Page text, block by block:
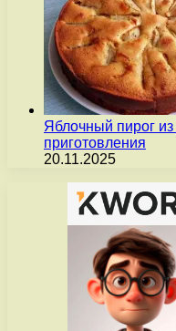
Яблочный пирог из
приготовления
20.11.2025